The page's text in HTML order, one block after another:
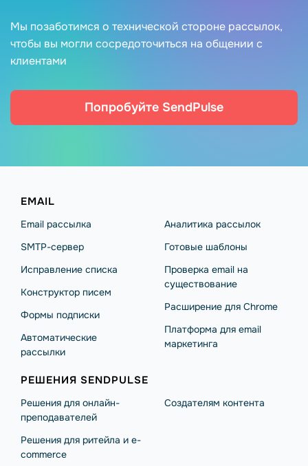
Мы позаботимся о технической стороне рассылок,
чтобы вы могли сосредоточиться на общении с
клиентами
Попробуйте SendPulse
EMAIL
Email рассылка
SMTP-сервер
Исправление списка
Конструктор писем
Формы подписки
Автоматические
рассылки
Аналитика рассылок
Готовые шаблоны
Проверка email на
существование
Расширение для Chrome
Платформа для email
маркетинга
РЕШЕНИЯ SENDPULSE
Решения для онлайн-
преподавателей
Решения для ритейла и e-
commerce
Создателям контента